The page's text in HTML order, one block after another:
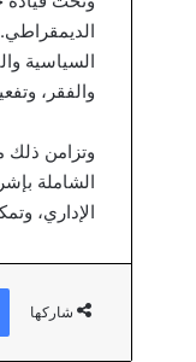
السياسية
والفقر،
وتزامن ذلك
الشاملة
الإداري،
شاركها